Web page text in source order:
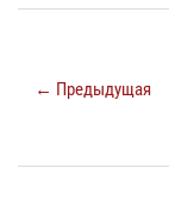
← Предыдущая